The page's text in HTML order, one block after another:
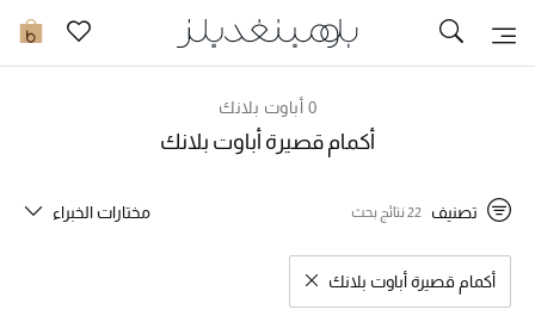
0 تخفيضات
مزيد من التخفيضات
النساء
0 أباوت بلانك
أكمام قصيرة أباوت بلانك
تصنيف 22 نتائج بحث مختارات الخبراء
أكمام قصيرة أباوت بلانك
مسح نتائج البحث النوع المحدد